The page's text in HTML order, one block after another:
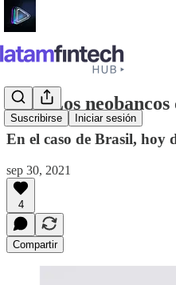
Suscribirse Iniciar sesión
#26 - Los
En el caso de Brasil, hoy
sep 30, 2021
4
Compartir